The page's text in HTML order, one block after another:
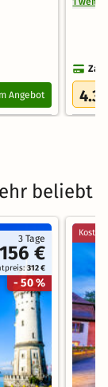
Angebot 4.3
beliebt
3 Tage
156 €
312 €
- 50 %